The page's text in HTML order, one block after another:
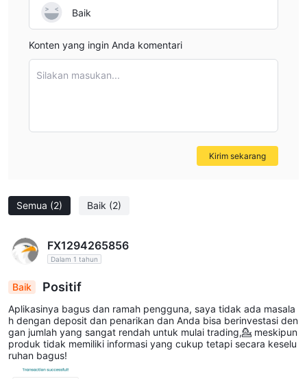
Semua (2) Baik (2)
FX1294265856
Dalam 1 tahun
Baik Positif
Aplikasinya bagus dan ramah pengguna, saya tidak ada masala
h dengan deposit dan penarikan dan Anda bisa berinvestasi den
gan jumlah yang sangat rendah untuk mulai trading,💁 meskipun
produk tidak memiliki informasi yang cukup tetapi secara keselu
ruhan bagus!
Baik
Konten yang ingin Anda komentari
Silakan masukan...
Kirim sekarang